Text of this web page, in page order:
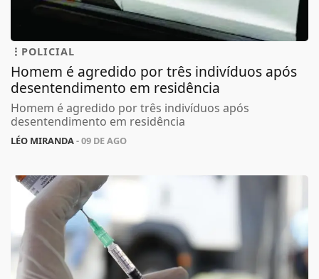
POLICIAL
Homem é agredido por três indivíduos após
desentendimento em residência
Homem é agredido por três indivíduos após
desentendimento em residência
LÉO MIRANDA- 09 DE AGO